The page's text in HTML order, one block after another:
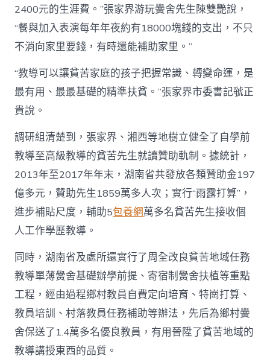
2400元的生涯費。”張家界游玩黌舍先生陳雙艷說，
“餐與加入表演每年年夜約有18000塊錢的支出，不只
不消向家里要錢，有時還能補助家里。”
“教導可以讓貧苦家庭的孩子把握常識、轉變命運，是
最有用、最最基礎的精準扶貧。”張家界市委書記虢正
貴說。
調研組清楚到，張家界、湘西等地樹立健全了自學前
教導至高級教導的貧苦先生就讀贊助軌制。據統計，
2013年至2017年年末，湖南省共發放各類贊助金197
億多元，贊助先生1859萬多人次；實行“雨露打算”，
進步補貼尺度，輔助5包養網萬多名貧苦先生接收個
人工作學歷教導。
同時，湖南省及處所還實行了周全改良貧苦地域任務
教導單薄黌舍基礎辦學前提、寄宿制黌舍扶植等重點
工程，經由過程鄉村教員自費定向培育、特崗打算、
教員培訓、村落教員任務補助等辦法，先后為鄉村黌
舍保送了1.4萬多名優良教員，有用晉陞了貧苦地域的
教導講授東西的品質。